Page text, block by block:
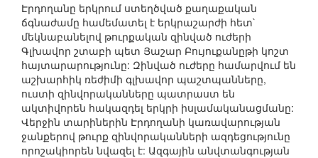
Էրդողանը երկրում ստեղծված քաղաքական
ճգնաժամը համեմատել է երկրաշարժի հետ`
մեկնաբանելով թուրքական զինված ուժերի
Գլխավոր շտաբի պետ Յաշար Բույուքանըթի կոշտ
հայտարարությունը: Զինված ուժերը համարվում են
աշխարհիկ ռեժիմի գլխավոր պաշտպանները,
ուստի զինվորականները պատրաստ են
ակտիվորեն հակազդել երկրի իսլամականացմանը:
Վերջին տարիներին Էրդողանի կառավարության
ջանքերով թուրք զինվորականների ազդեցությունը
որոշակիորեն նվազել է: Ազգային անվտանգության